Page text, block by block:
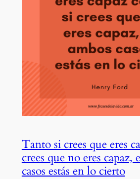
Tanto si crees que eres
crees que no eres capaz,
casos estás en lo cierto